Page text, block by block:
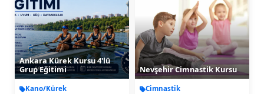
Ankara Kürek Kursu 4'lü
Grup Eğitimi
Kano/Kürek
Nevşehir Cimnastik Kursu
Cimnastik